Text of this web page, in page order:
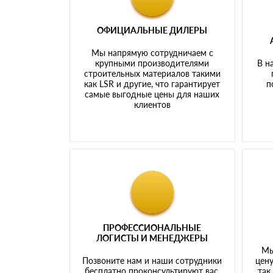
ОФИЦИАЛЬНЫЕ ДИЛЕРЫ
Мы напрямую сотрудничаем с
крупными производителями
строительных материалов такими
как LSR и другие, что гарантирует
самые выгодные цены для наших
клиентов
В
ПРОФЕССИОНАЛЬНЫЕ
ЛОГИСТЫ И МЕНЕДЖЕРЫ
Позвоните нам и наши сотрудники
бесплатно проконсультируют вас,